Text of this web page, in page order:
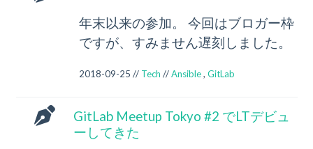
年末以来の参加。 今回はブロガー枠
ですが、すみません遅刻しました。
2018-09-25 // Tech //Ansible, GitLab
GitLab Meetup Tokyo #2 でLTデビュ
ーしてきた